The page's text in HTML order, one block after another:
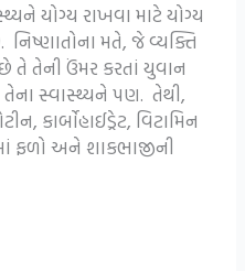
યોગ્ય રાખવા માટે યોગ્ય
મતે, જે વ્યક્તિ
તે તેની ઉંમર કરતાં યુવાન
સ્વાસ્થ્યને પણ. તેથી,
કાર્બોહાઈડ્રેટ, વિટામિન
ફળો અને શાકભાજીની